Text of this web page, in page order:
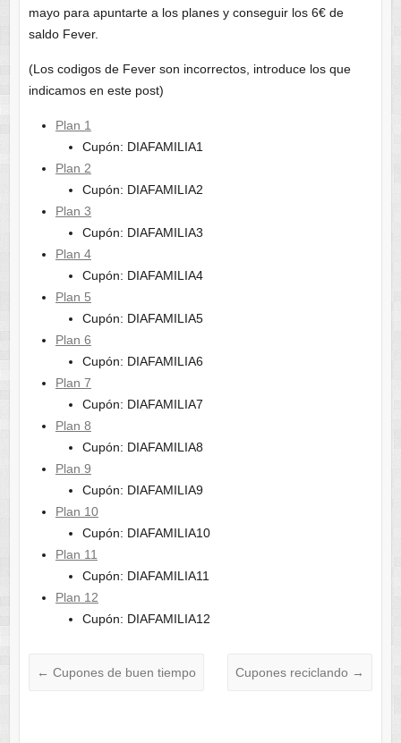
mayo para apuntarte a los planes y conseguir los 6€ de
saldo Fever.
(Los codigos de Fever son incorrectos, introduce los que
indicamos en este post)
Plan 1
Cupón: DIAFAMILIA1
Plan 2
Cupón: DIAFAMILIA2
Plan 3
Cupón: DIAFAMILIA3
Plan 4
Cupón: DIAFAMILIA4
Plan 5
Cupón: DIAFAMILIA5
Plan 6
Cupón: DIAFAMILIA6
Plan 7
Cupón: DIAFAMILIA7
Plan 8
Cupón: DIAFAMILIA8
Plan 9
Cupón: DIAFAMILIA9
Plan 10
Cupón: DIAFAMILIA10
Plan 11
Cupón: DIAFAMILIA11
Plan 12
Cupón: DIAFAMILIA12
← Cupones de buen tiempo Cupones reciclando →